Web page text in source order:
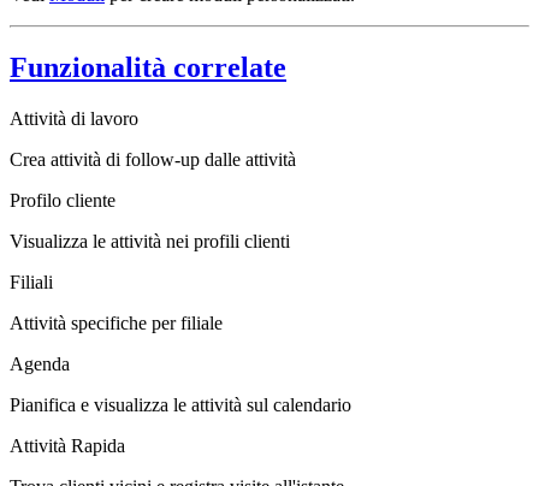
Funzionalità correlate
Attività di lavoro
Crea attività di follow-up dalle attività
Profilo cliente
Visualizza le attività nei profili clienti
Filiali
Attività specifiche per filiale
Agenda
Pianifica e visualizza le attività sul calendario
Attività Rapida